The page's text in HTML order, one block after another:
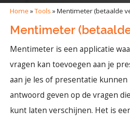
Home »Tools »Mentimeter (betaalde
Mentimeter
Mentimeter is een applicatie
vragen kan toevoegen aan je
aan je les of presentatie kunnen
antwoord geven op de vragen
kunt laten verschijnen. Het is